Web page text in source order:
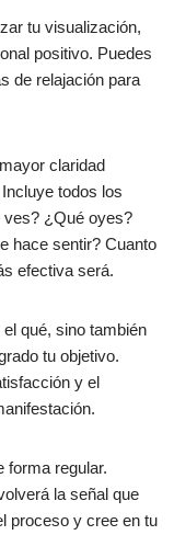
tu visualización,
positivo. Puedes
de relajación para
claridad
todos los
ves? ¿Qué oyes?
hace sentir? Cuanto
efectiva será.
qué, sino también
tu objetivo.
y el
forma regular.
la señal que
proceso y cree en tu